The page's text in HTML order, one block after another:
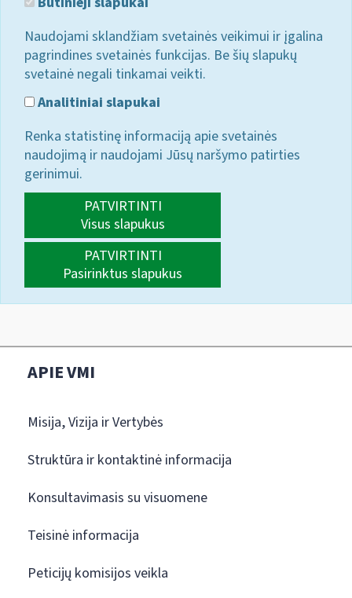
Naudojami sklandžiam svetainės veikimui ir įgalina
pagrindines svetainės funkcijas. Be šių slapukų
svetainė negali tinkamai veikti.
Analitiniai slapukai
Renka statistinę informaciją apie svetainės
naudojimą ir naudojami Jūsų naršymo patirties
gerinimui.
PATVIRTINTI
Visus slapukus
PATVIRTINTI
Pasirinktus slapukus
APIE VMI
Misija, Vizija ir Vertybės
Struktūra ir kontaktinė informacija
Konsultavimasis su visuomene
Teisinė informacija
Peticijų komisijos veikla